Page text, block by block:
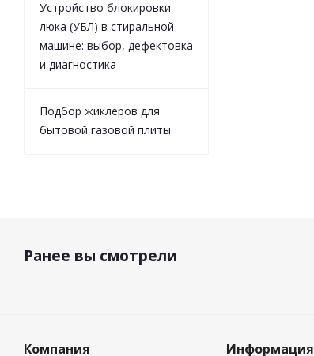
Устройство блокировки
люка (УБЛ) в стиральной
машине: выбор, дефектовка
и диагностика
Подбор жиклеров для
бытовой газовой плиты
Ранее вы смотрели
Компания Информация